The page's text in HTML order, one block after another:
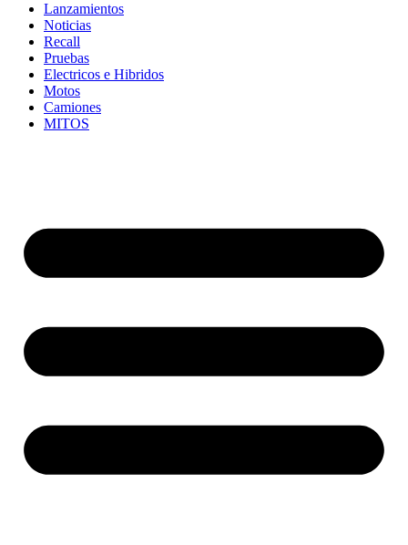
Lanzamientos
Noticias
Recall
Pruebas
Electricos e Hibridos
Motos
Camiones
MITOS